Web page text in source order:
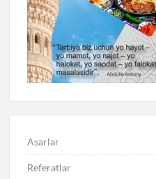
Asarlar
Referatlar